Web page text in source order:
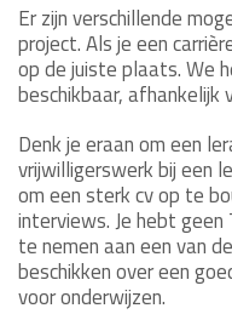
Er zijn verschillende
project. Als je een
op de juiste plaats. We
beschikbaar, afhankelijk
Denk je eraan om een
vrijwilligerswerk bij een
om een sterk cv op te
interviews. Je hebt
te nemen aan een van
beschikken over een
voor onderwijzen.